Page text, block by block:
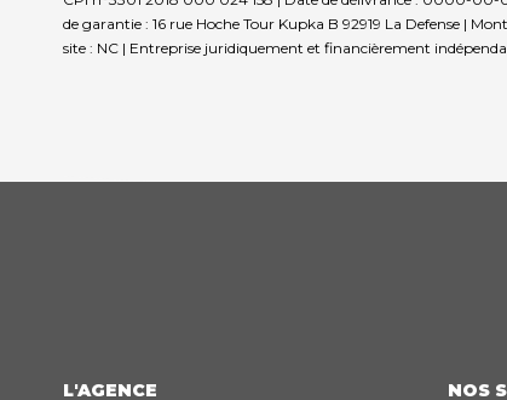
de garantie : 16 rue Hoche Tour Kupka B 92919 La Defense |
site : NC | Entreprise juridiquement et financièrement
L'AGENCE NOS